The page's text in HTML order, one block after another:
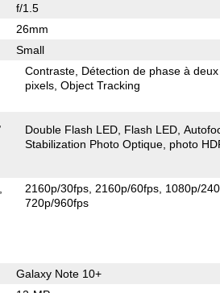
f/1.5
26mm
Small
Contraste Détection de phase à deux
pixels Object Tracking
Double Flash LED Flash LED
Stabilization Photo Optique photo
2160p/30fps 2160p/60fps 1080p/
720p/960fps
Galaxy Note 10+